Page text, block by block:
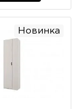
Новинка